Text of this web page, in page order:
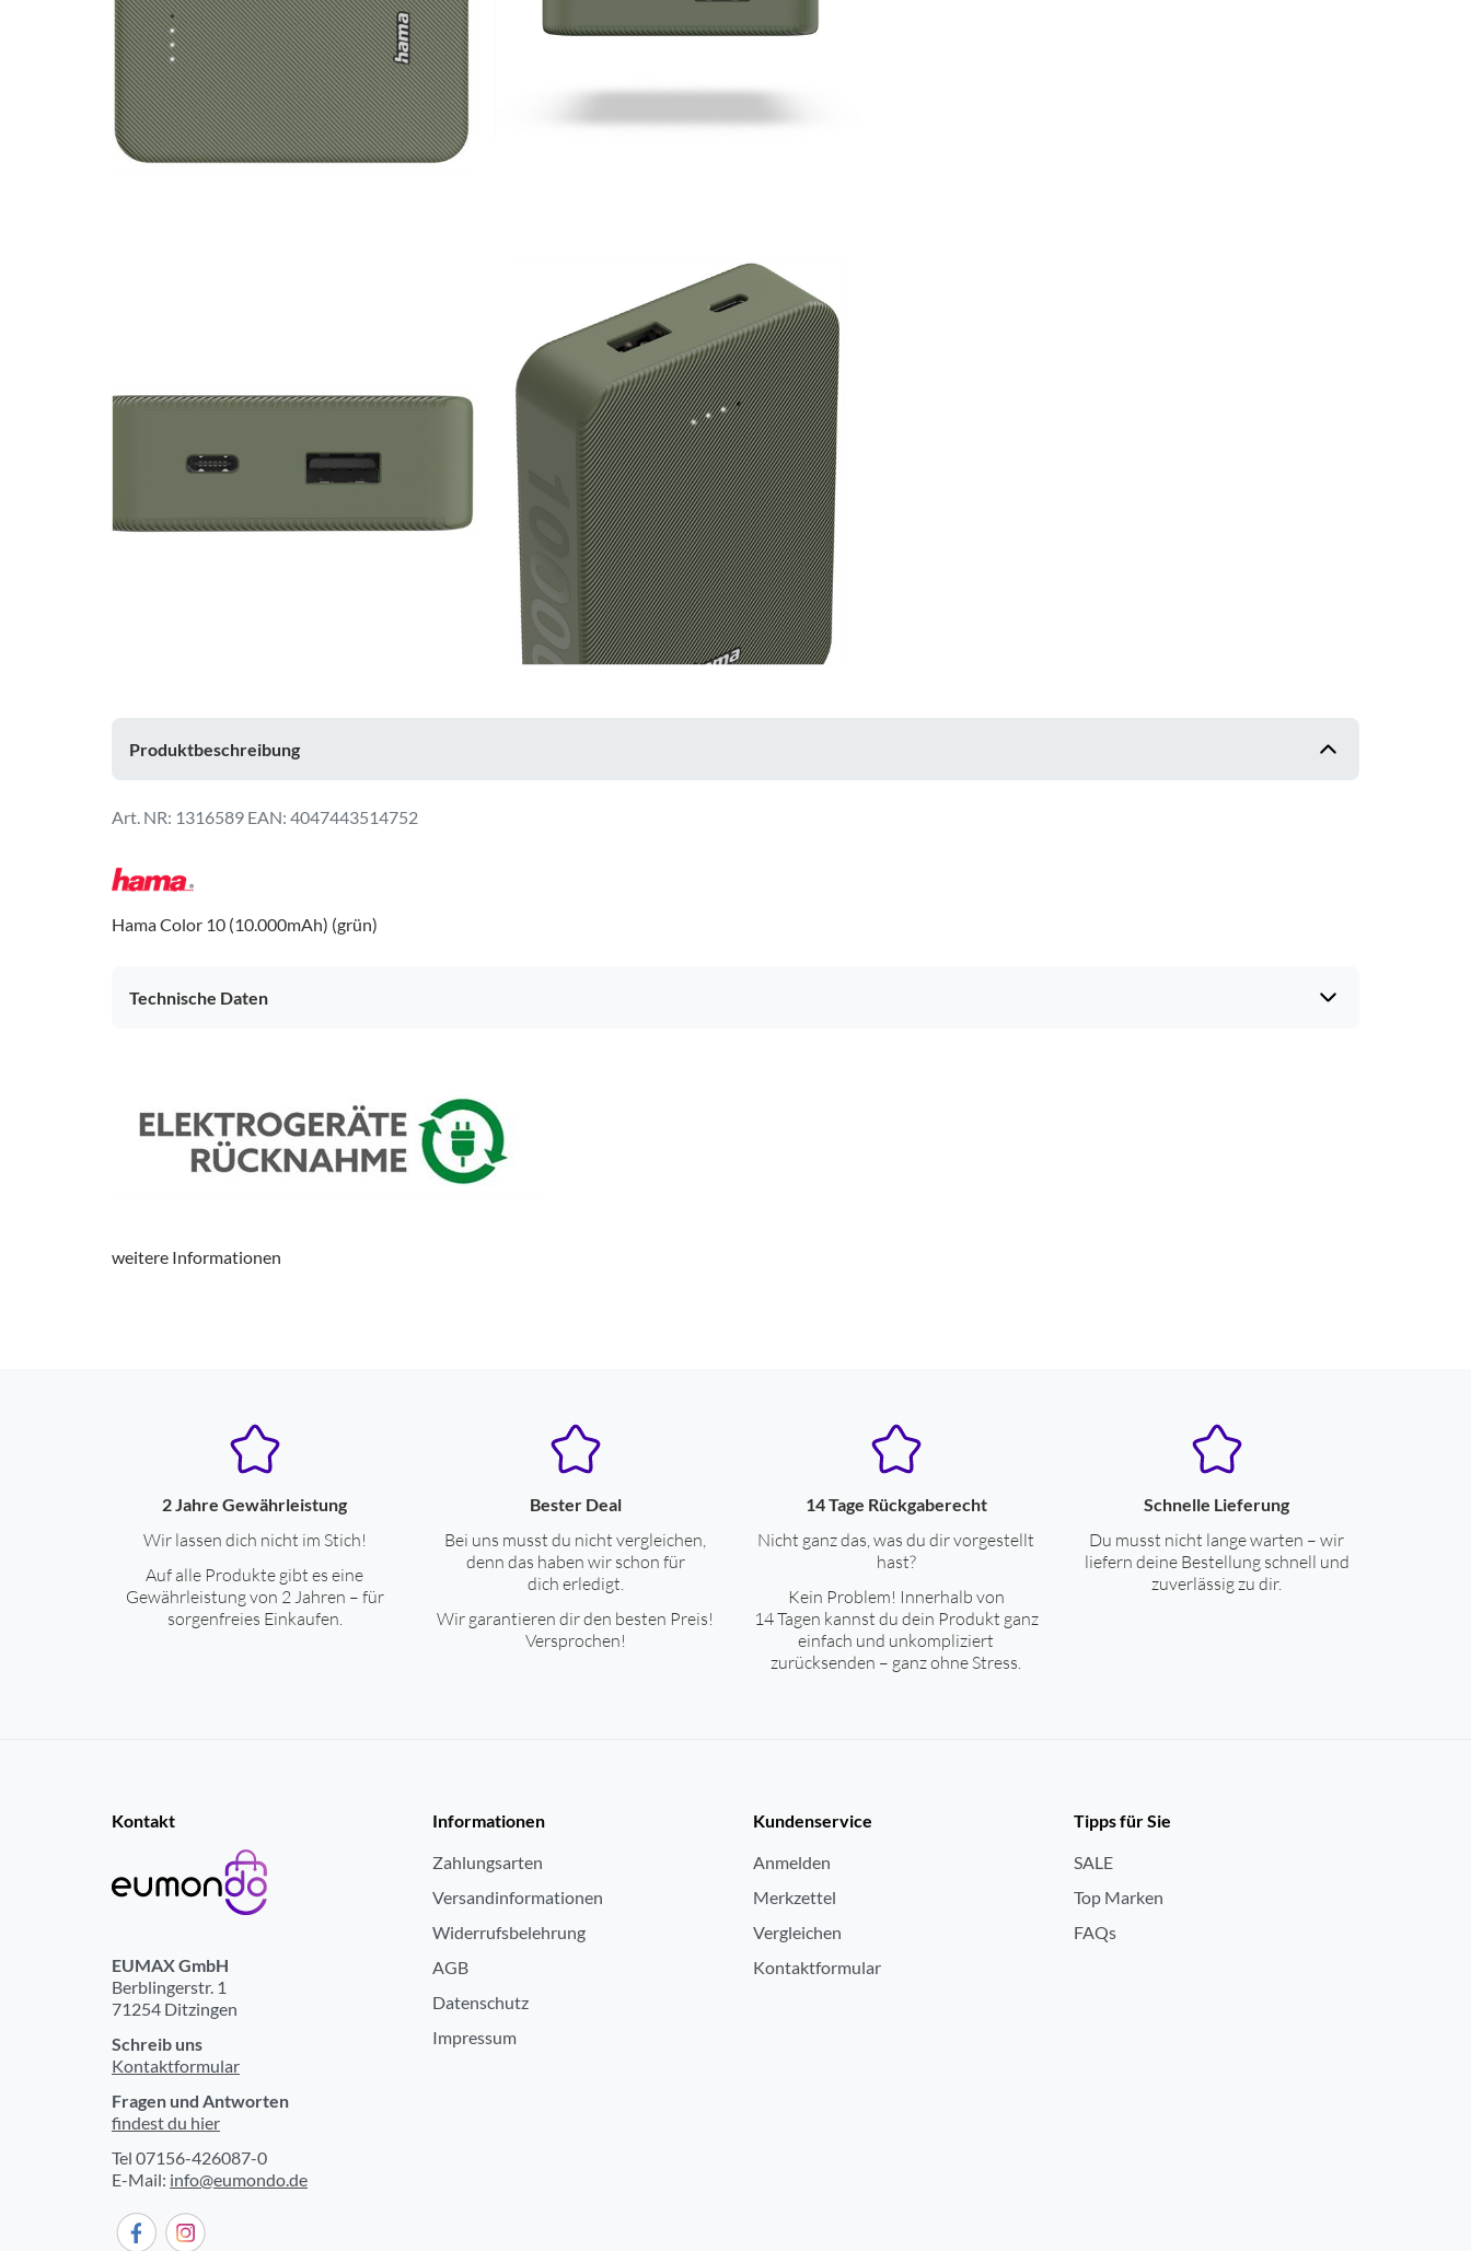
Produktbeschreibung
1316589 EAN: 4047443514752
Hama Color 10 (10.000mAh) (grün)
Technische Daten
Anzahl USB (IN)
6.5
Farben
Gehäuse-Farben grün
Tiefentladungsschutz
Überspannungsschutz
Kurzschluss-/Überlastungsschutz
ja
5
Ausgangsstromstärke (A)
Ladezeit für Akku (Std.)
Spannungsversorgung
Akku-Typ
weitere Informationen
2 Jahre Gewährleistung
Wir lassen dich nicht im Stich!
Auf alle Produkte gibt es eine
Gewährleistung von 2 Jahren – für
sorgenfreies Einkaufen.
Bester Deal
Bei uns musst du nicht vergleichen,
denn das haben wir schon für
dich erledigt.
Wir garantieren dir den besten Preis!
Versprochen!
14 Tage Rückgaberecht
Nicht ganz das, was du dir vorgestellt
hast?
Kein Problem! Innerhalb von
14 Tagen kannst du dein Produkt ganz
einfach und unkompliziert
zurücksenden – ganz ohne Stress.
Schnelle Lieferung
Du musst nicht lange warten – wir
liefern deine Bestellung schnell und
zuverlässig zu dir.
Kontakt
EUMAX GmbH
Berblingerstr. 1
71254 Ditzingen
Schreib uns
Kontaktformular
Fragen und Antworten
findest du hier
Tel 07156-426087-0
E-Mail: info@eumondo.de
Informationen
Zahlungsarten
Versandinformationen
Widerrufsbelehrung
AGB
Datenschutz
Impressum
Kundenservice
Anmelden
Merkzettel
Vergleichen
Kontaktformular
Tipps für Sie
SALE
Top Marken
FAQs